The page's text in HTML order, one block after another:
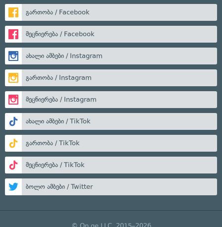
გართობა / Facebook
მეცნიერება / Facebook
ახალი ამბები / Instagram
გართობა / Instagram
მეცნიერება / Instagram
ახალი ამბები / TikTok
გართობა / TikTok
მეცნიერება / TikTok
ბოლო ამბები / Twitter